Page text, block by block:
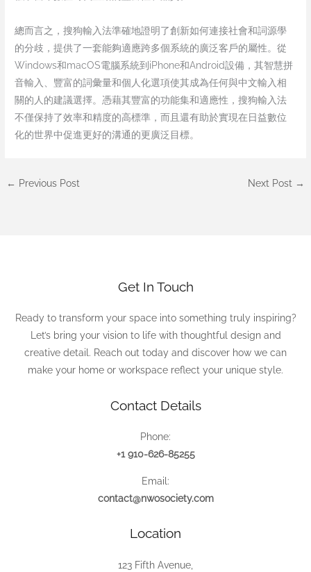
總而言之，搜狗輸入法準確地證明了創新如何連接社會和詞源學
的分歧，提供了一套能夠適應跨多個系統的廣泛客戶的屬性。從
Windows和macOS電腦系統到iPhone和Android設備，其智慧拼
音輸入、豐富的詞彙量和個人化選項使其成為任何與中文輸入相
關的人的建議選擇。憑藉其豐富的功能集和適應性，搜狗輸入法
不僅保持了效率和精度的高標準，而且還有助於實現在日益數位
化的世界中促進更好的溝通的更廣泛目標。
← Previous Post Next Post →
Get In Touch
Ready to transform your space into something truly inspiring?
Let’s bring your vision to life with thoughtful design and
creative detail. Reach out today and discover how we can
make your home or workspace reflect your unique style.
Contact Details
Phone:
+1 910-626-85255
Email:
contact@nwosociety.com
Location
123 Fifth Avenue,